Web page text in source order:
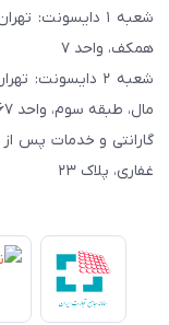
شعبه ۱
همکف، واحد ۷
شعبه ۲
مال، طبقه سوم، واحد ۳۶۷
گارانتی و خدمات پس از
غفاری، پلاک ۲۳